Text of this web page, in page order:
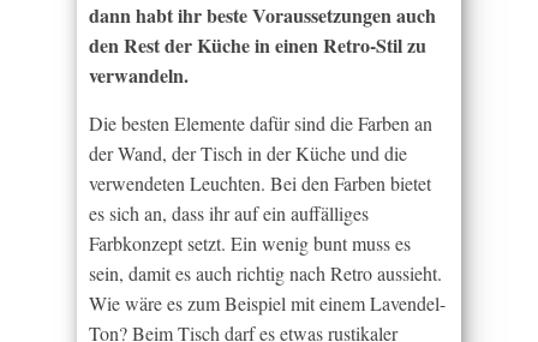
dann habt ihr beste Voraussetzungen auch
den Rest der Küche in einen Retro-Stil zu
verwandeln.
Die besten Elemente dafür sind die Farben an
der Wand, der Tisch in der Küche und die
verwendeten Leuchten. Bei den Farben bietet
es sich an, dass ihr auf ein auffälliges
Farbkonzept setzt. Ein wenig bunt muss es
sein, damit es auch richtig nach Retro aussieht.
Wie wäre es zum Beispiel mit einem Lavendel-
Ton? Beim Tisch darf es etwas rustikaler